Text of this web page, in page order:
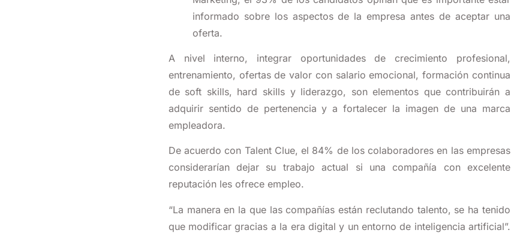
informado sobre los aspectos de la empresa antes de aceptar una
oferta.
A nivel interno, integrar oportunidades de crecimiento profesional,
entrenamiento, ofertas de valor con salario emocional, formación continua
de soft skills, hard skills y liderazgo, son elementos que contribuirán a
adquirir sentido de pertenencia y a fortalecer la imagen de una marca
empleadora.
De acuerdo con Talent Clue, el 84% de los colaboradores en las empresas
considerarían dejar su trabajo actual si una compañía con excelente
reputación les ofrece empleo.
“La manera en la que las compañías están reclutando talento, se ha tenido
que modificar gracias a la era digital y un entorno de inteligencia artificial”.